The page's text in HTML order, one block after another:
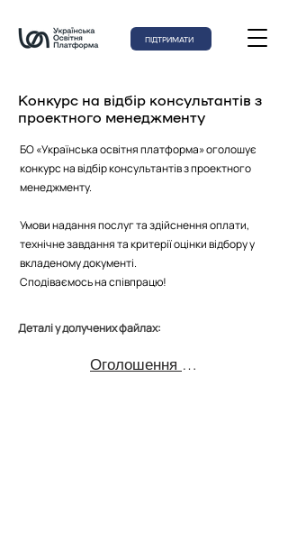
ПІДТРИМАТИ
Конкурс на відбір консультантів з
проектного менеджменту
БО «Українська освітня платформа» оголошує
конкурс на відбір консультантів з проектного
менеджменту.
Умови надання послуг та здійснення оплати,
технічне завдання та критерії оцінки відбору у
вкладеному документі.
Сподіваємось на співпрацю!
Деталі у долучених файлах:
Оголошення на відбір консультантів